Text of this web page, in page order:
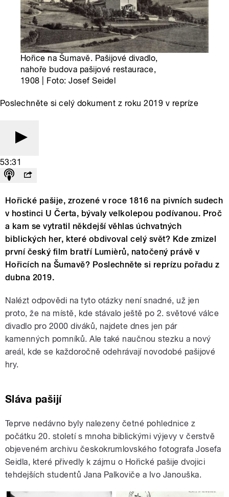
Hořice na Šumavě. Pašijové divadlo,
nahoře budova pašijové restaurace,
1908 | Foto: Josef Seidel
Poslechněte si celý dokument z roku 2019 v repríze
53:31
Hořické pašije, zrozené v roce 1816 na pivních sudech
v hostinci U Čerta, bývaly velkolepou podívanou. Proč
a kam se vytratil někdejší věhlas úchvatných
biblických her, které obdivoval celý svět? Kde zmizel
první český film bratří Lumièrů, natočený právě v
Hořicích na Šumavě? Poslechněte si reprízu pořadu z
dubna 2019.
Nalézt odpovědi na tyto otázky není snadné, už jen
proto, že na místě, kde stávalo ještě po 2. světové válce
divadlo pro 2000 diváků, najdete dnes jen pár
kamenných pomníků. Ale také naučnou stezku a nový
areál, kde se každoročně odehrávají novodobé pašijové
hry.
Sláva pašijí
Teprve nedávno byly nalezeny četné pohlednice z
počátku 20. století s mnoha biblickými výjevy v čerstvě
objeveném archivu českokrumlovského fotografa Josefa
Seidla, které přivedly k zájmu o Hořické pašije dvojici
tehdejších studentů Jana Palkoviče a Ivo Janouška.